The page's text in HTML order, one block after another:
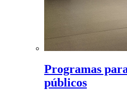
Programas
públicos